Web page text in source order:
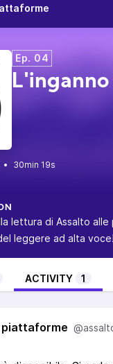
Ep. 04
• 30min 19s
lettura di Assalto alle
leggere ad alta voce!
ACTIVITY 1